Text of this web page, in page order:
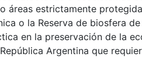
estrictamente
o la Reserva de biosfera
en la preservación de la
Argentina que